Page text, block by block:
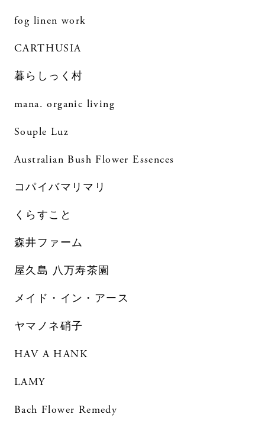
fog linen work
CARTHUSIA
暮らしっく村
mana. organic living
Souple Luz
Australian Bush Flower Essences
コパイバマリマリ
くらすこと
森井ファーム
屋久島 八万寿茶園
メイド・イン・アース
ヤマノネ硝子
HAV A HANK
LAMY
Bach Flower Remedy